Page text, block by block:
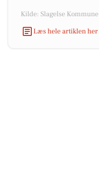
Kilde: Slagelse Kommune
Læs hele artiklen her